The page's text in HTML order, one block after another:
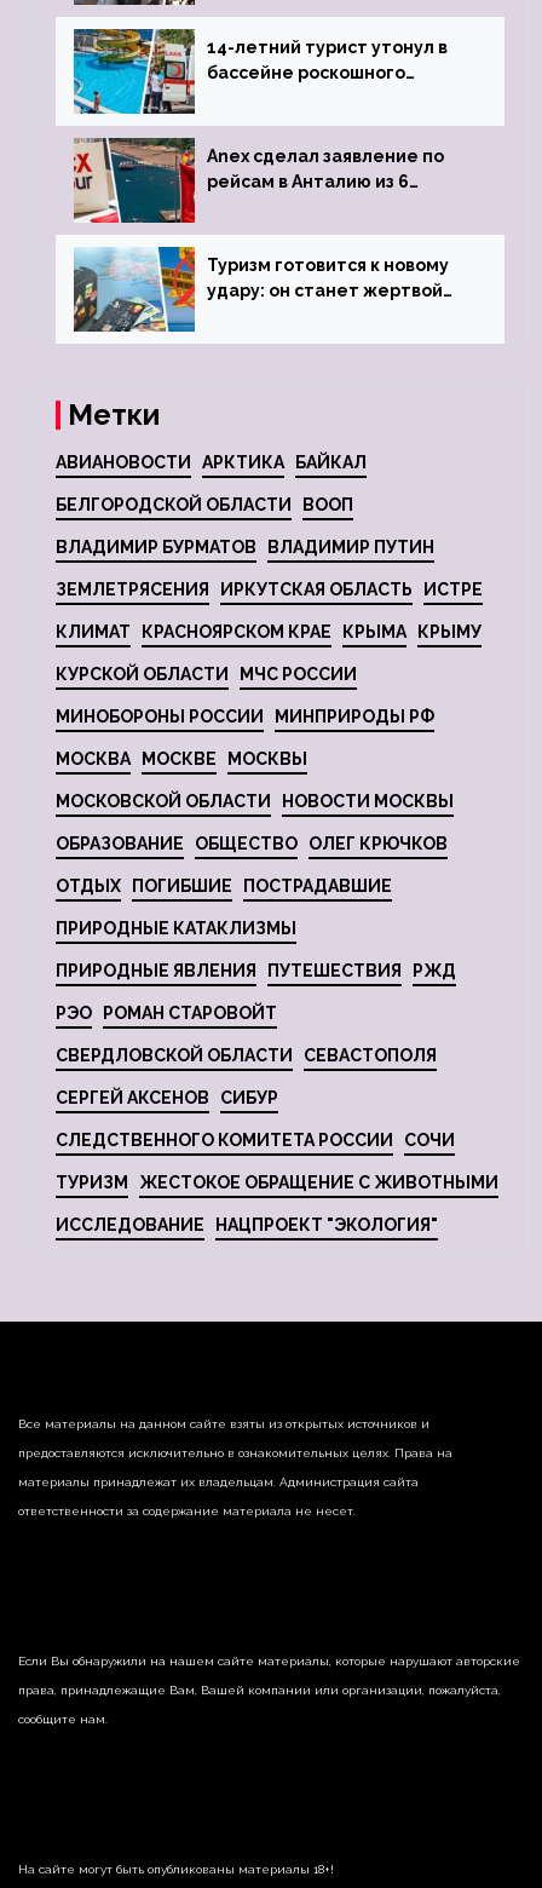
задержке рейса
14-летний турист утонул в
бассейне роскошного
Anex сделал заявление по
рейсам в Анталию из 6
Туризм готовится к новому
удару: он станет жертвой
Метки
АВИАНОВОСТИ АРКТИКА БАЙКАЛ
БЕЛГОРОДСКОЙ ОБЛАСТИ ВООП
ВЛАДИМИР БУРМАТОВ ВЛАДИМИР ПУТИН
ЗЕМЛЕТРЯСЕНИЯ ИРКУТСКАЯ ОБЛАСТЬ ИСТРЕ
КЛИМАТ КРАСНОЯРСКОМ КРАЕ КРЫМА КРЫМУ
КУРСКОЙ ОБЛАСТИ МЧС РОССИИ
МИНОБОРОНЫ РОССИИ МИНПРИРОДЫ РФ
МОСКВА МОСКВЕ МОСКВЫ
МОСКОВСКОЙ ОБЛАСТИ НОВОСТИ МОСКВЫ
ОБРАЗОВАНИЕ ОБЩЕСТВО ОЛЕГ КРЮЧКОВ
ОТДЫХ ПОГИБШИЕ ПОСТРАДАВШИЕ
ПРИРОДНЫЕ КАТАКЛИЗМЫ
ПРИРОДНЫЕ ЯВЛЕНИЯ ПУТЕШЕСТВИЯ РЖД
РЭО РОМАН СТАРОВОЙТ
СВЕРДЛОВСКОЙ ОБЛАСТИ СЕВАСТОПОЛЯ
СЕРГЕЙ АКСЕНОВ СИБУР
СЛЕДСТВЕННОГО КОМИТЕТА РОССИИ СОЧИ
ТУРИЗМ ЖЕСТОКОЕ ОБРАЩЕНИЕ С ЖИВОТНЫМИ
ИССЛЕДОВАНИЕ НАЦПРОЕКТ "ЭКОЛОГИЯ"
Все материалы на данном сайте взяты из открытых источников и
предоставляются исключительно в ознакомительных целях. Права на
материалы принадлежат их владельцам. Администрация сайта
ответственности за содержание материала не несет.
Если Вы обнаружили на нашем сайте материалы, которые нарушают авторские
права, принадлежащие Вам, Вашей компании или организации, пожалуйста,
сообщите нам.
На сайте могут быть опубликованы материалы 18+!